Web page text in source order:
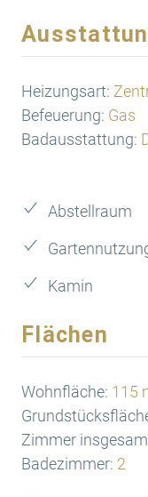
Heizungsart:
Befeuerung: Gas
Badausstattung:
Abstellraum
Kamin
Flächen
Wohnfläche: 115
Zimmer
Badezimmer: 2